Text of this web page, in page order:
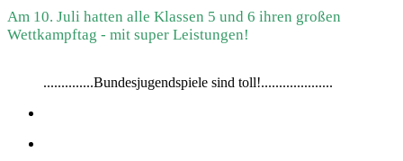
Am 10. Juli hatten alle Klassen 5 und 6 ihren großen
Wettkampftag - mit super Leistungen!
..............Bundesjugendspiele sind toll!....................